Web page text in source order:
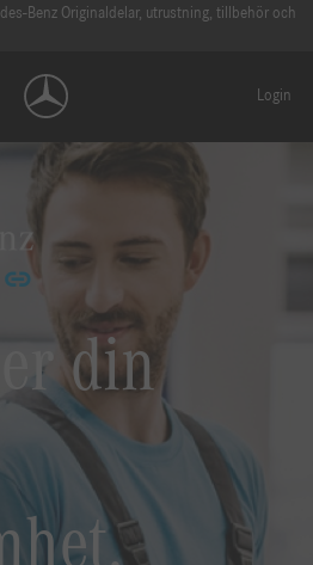
Benz Originaldelar, utrustning, tillbehör och
Login
din